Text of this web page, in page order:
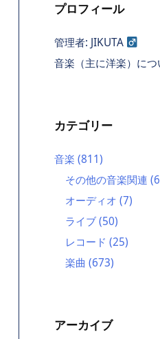
プロフィール
管理者: JIKUTA
音楽（主に洋楽）につ
カテゴリー
音楽 (811)
その他の音楽関連
オーディオ (7)
ライブ(50)
レコード (25)
楽曲 (673)
アーカイブ